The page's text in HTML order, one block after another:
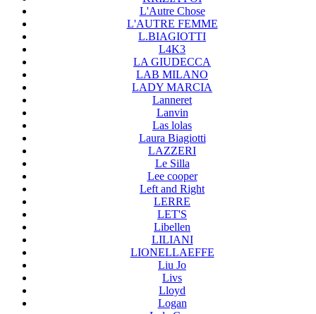
L'Autre Chose
L'AUTRE FEMME
L.BIAGIOTTI
L4K3
LA GIUDECCA
LAB MILANO
LADY MARCIA
Lanneret
Lanvin
Las lolas
Laura Biagiotti
LAZZERI
Le Silla
Lee cooper
Left and Right
LERRE
LET'S
Libellen
LILIANI
LIONELLAEFFE
Liu Jo
Livs
Lloyd
Logan